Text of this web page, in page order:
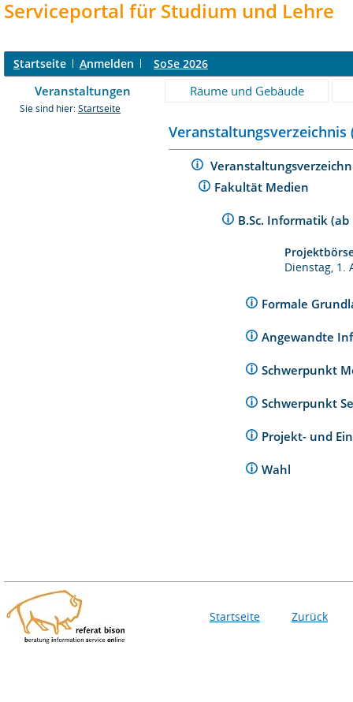
Serviceportal für Studium und Lehre
Startseite Anmelden SoSe 2026
Veranstaltungen Räume und Gebäude
Sie sind hier: Startseite
Veranstaltungsverzeichnis
Fakultät Medien
B.Sc. Informatik (ab
Dienstag, 1.
Formale
Angewandte
Schwerpunkt
Schwerpunkt
Projekt- und
Wahl
Startseite Zurück